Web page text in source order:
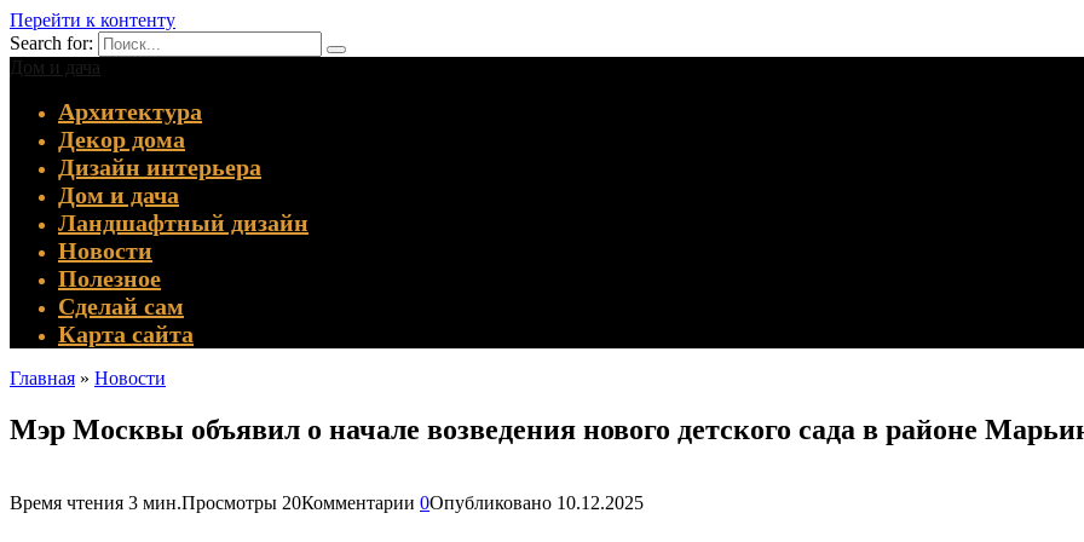
Перейти к контенту
Search for:
Дом и дача
Архитектура
Декор дома
Дизайн интерьера
Дом и дача
Ландшафтный дизайн
Новости
Полезное
Сделай сам
Карта сайта
Главная » Новости
Мэр Москвы объявил о начале возведения нового детского сада в районе
Время чтения 3 мин.Просмотры 20Комментарии 0Опубликовано 10.12.2025